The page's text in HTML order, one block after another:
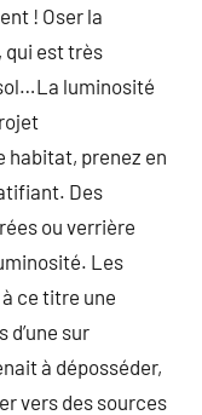
! Oser la
qui est très
luminosité
habitat, prenez en
Des
ou verrière
Les
ce titre une
sur
à déposséder,
vers des sources